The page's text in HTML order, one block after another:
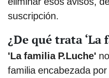
suscripción.
¿De qué trata
'La familia P.Luche'
familia encabezada